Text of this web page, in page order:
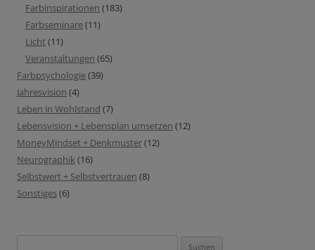
Farbinspirationen (183)
Farbseminare(11)
Licht (11)
Veranstaltungen (65)
Farbpsychologie(39)
Jahresvision (4)
Leben in Wohlstand (7)
Lebensvision + Lebensplan umsetzen (12)
MoneyMindset + Denkmuster(12)
Neurographik(16)
Selbstwert + Selbstvertrauen (8)
Sonstiges(6)